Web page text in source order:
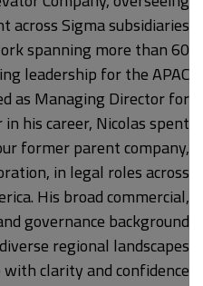
across Sigma subsidiaries
spanning more than 60
leadership for the APAC
as Managing Director for
in his career, Nicolas spent
former parent company,
in legal roles across
His broad commercial,
governance background
regional landscapes
with clarity and confidence.